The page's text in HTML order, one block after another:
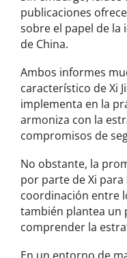
publicaciones
sobre el papel de la
de China.
Ambos informes
característico de Xi
implementa en la
armoniza con la
compromisos de
No obstante, la
por parte de Xi
coordinación entre
también plantea un
comprender la